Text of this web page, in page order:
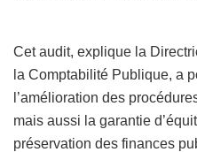
Cet audit, explique la
la Comptabilité Publique, a
l’amélioration des
mais aussi la garantie
préservation des finances